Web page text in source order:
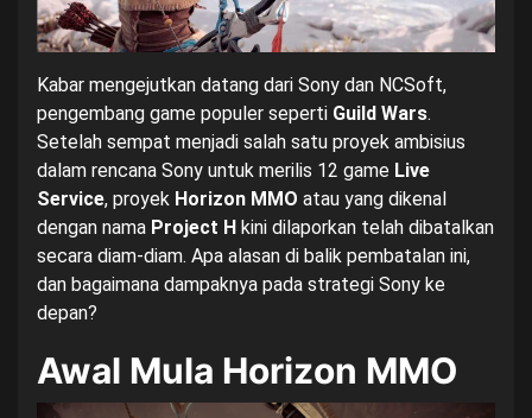
Kabar mengejutkan datang dari Sony dan NCSoft,
pengembang game populer seperti Guild Wars.
Setelah sempat menjadi salah satu proyek ambisius
dalam rencana Sony untuk merilis 12 game Live
Service, proyek Horizon MMO atau yang dikenal
dengan nama Project H kini dilaporkan telah dibatalkan
secara diam-diam. Apa alasan di balik pembatalan ini,
dan bagaimana dampaknya pada strategi Sony ke
depan?
Awal Mula Horizon MMO